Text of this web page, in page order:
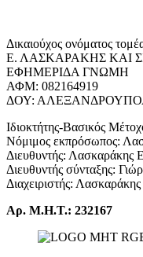
Δικαιούχος ονόματος
Ε. ΛΑΣΚΑΡΑΚΗΣ ΚΑΙ
ΕΦΗΜΕΡΙΔΑ ΓΝΩΜΗ
ΑΦΜ: 082164919
ΔΟΥ:
Ιδιοκτήτης-Βασικός
Νόμιμος εκπρόσωπος:
Διευθυντής: Λασκαράκης
Διευθυντής σύνταξης:
Διαχειριστής:
Αρ. Μ.Η.Τ.: 232167